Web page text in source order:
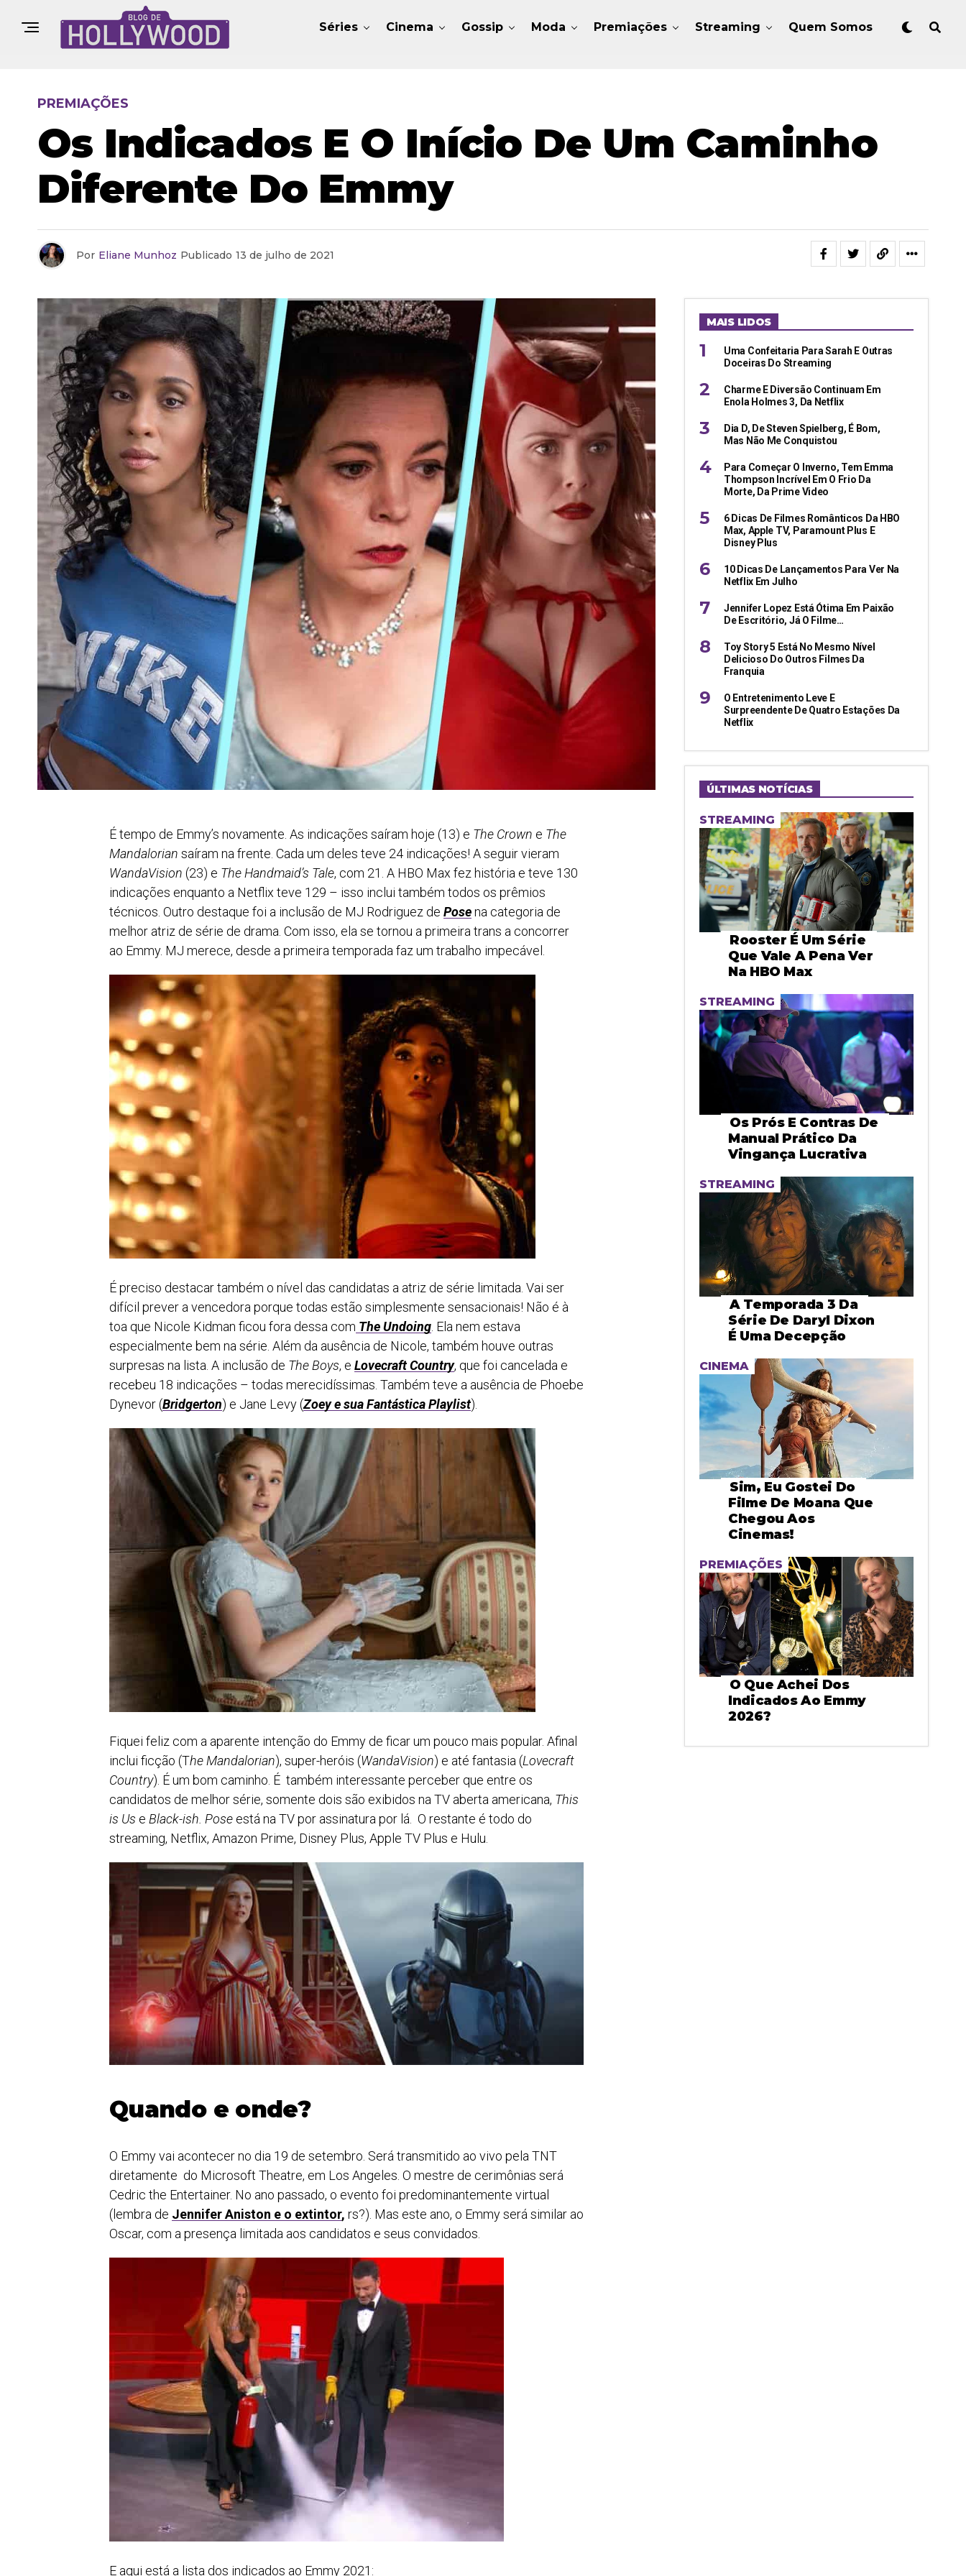
Séries Cinema Gossip Moda Premiações Streaming Quem Somos
PREMIAÇÕES
Os Indicados E O Início De Um Caminho
Diferente Do Emmy
Por Eliane Munhoz Publicado 13 de julho de 2021
É tempo de Emmy’s novamente. As indicações saíram hoje (13) e The Crown e The
Mandalorian saíram na frente. Cada um deles teve 24 indicações! A seguir vieram
WandaVision (23) e The Handmaid’s Tale, com 21. A HBO Max fez história e teve 130
indicações enquanto a Netflix teve 129 – isso inclui também todos os prêmios
técnicos. Outro destaque foi a inclusão de MJ Rodriguez de Posena categoria de
melhor atriz de série de drama. Com isso, ela se tornou a primeira trans a concorrer
ao Emmy. MJ merece, desde a primeira temporada faz um trabalho impecável.
É preciso destacar também o nível das candidatas a atriz de série limitada. Vai ser
difícil prever a vencedora porque todas estão simplesmente sensacionais! Não é à
toa que Nicole Kidman ficou fora dessa com The Undoing . Ela nem estava
especialmente bem na série. Além da ausência de Nicole, também houve outras
surpresas na lista. A inclusão de The Boys, e Lovecraft Country, que foi cancelada e
recebeu 18 indicações – todas merecidíssimas. Também teve a ausência de Phoebe
Dynevor (Bridgerton) e Jane Levy (Zoey e sua Fantástica Playlist).
Fiquei feliz com a aparente intenção do Emmy de ficar um pouco mais popular. Afinal
inclui ficção (The Mandalorian), super-heróis (WandaVision) e até fantasia (Lovecraft
Country). É um bom caminho. É também interessante perceber que entre os
candidatos de melhor série, somente dois são exibidos na TV aberta americana, This
is Us e Black-ish. Pose está na TV por assinatura por lá. O restante é todo do
streaming, Netflix, Amazon Prime, Disney Plus, Apple TV Plus e Hulu.
Quando e onde?
O Emmy vai acontecer no dia 19 de setembro. Será transmitido ao vivo pela TNT
diretamente do Microsoft Theatre, em Los Angeles. O mestre de cerimônias será
Cedric the Entertainer. No ano passado, o evento foi predominantemente virtual
(lembra de Jennifer Aniston e o extintor, rs?). Mas este ano, o Emmy será similar ao
Oscar, com a presença limitada aos candidatos e seus convidados.
E aqui está a lista dos indicados ao Emmy 2021:
MAIS LIDOS
Uma Confeitaria Para Sarah E Outras
Doceiras Do Streaming
Charme E Diversão Continuam Em
Enola Holmes 3, Da Netflix
Dia D, De Steven Spielberg, É Bom,
Mas Não Me Conquistou
Para Começar O Inverno, Tem Emma
Thompson Incrível Em O Frio Da
Morte, Da Prime Video
6 Dicas De Filmes Românticos Da HBO
Max, Apple TV, Paramount Plus E
Disney Plus
10 Dicas De Lançamentos Para Ver Na
Netflix Em Julho
Jennifer Lopez Está Ótima Em Paixão
De Escritório, Já O Filme…
Toy Story 5 Está No Mesmo Nível
Delicioso Do Outros Filmes Da
Franquia
O Entretenimento Leve E
Surpreendente De Quatro Estações Da
Netflix
ÚLTIMAS NOTÍCIAS
STREAMING
Rooster É Um Série
Que Vale A Pena Ver
Na HBO Max
STREAMING
Os Prós E Contras De
Manual Prático Da
Vingança Lucrativa
STREAMING
A Temporada 3 Da
Série De Daryl Dixon
É Uma Decepção
CINEMA
Sim, Eu Gostei Do
Filme De Moana Que
Chegou Aos
Cinemas!
PREMIAÇÕES
O Que Achei Dos
Indicados Ao Emmy
2026?